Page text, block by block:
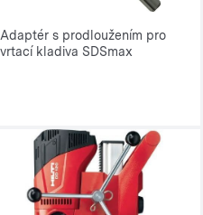
Adaptér s prodloužením pro
vrtací kladiva SDSmax